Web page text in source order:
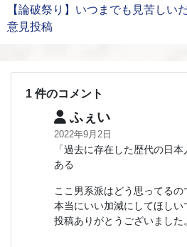
【論破祭り】いつまでも見苦しい
意見投稿
1 件のコメント
ふぇい
2022年9月2日
「過去に存在した歴代の日
ある
ここ男系派はどう思ってるの
本当にいい加減にしてほしい
投稿ありがとうございました。